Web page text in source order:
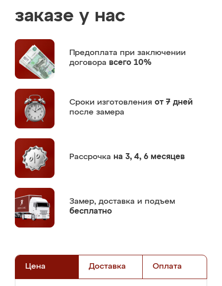
заказе у нас
Предоплата при заключении
договора всего 10%
Сроки изготовления от 7 дней
после замера
Рассрочка на 3, 4, 6 месяцев
Замер, доставка и подъем
бесплатно
Цена Доставка Оплата